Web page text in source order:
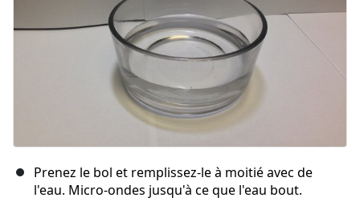
Prenez le bol et remplissez-le à moitié avec de
l'eau. Micro-ondes jusqu'à ce que l'eau bout.